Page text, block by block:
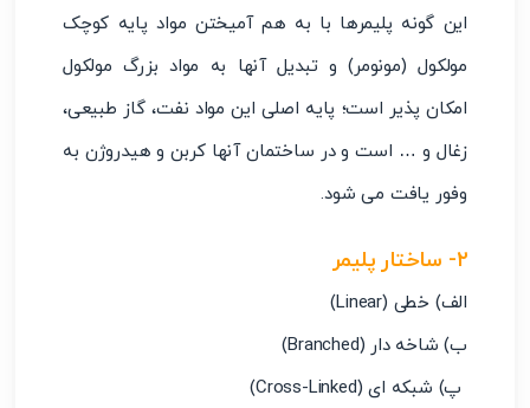
این گونه پلیمرها با به هم آمیختن مواد پایه کوچک
مولکول (مونومر) و تبدیل آنها به مواد بزرگ مولکول
امکان پذیر است؛ پایه اصلی این مواد نفت، گاز طبیعی،
زغال و … است و در ساختمان آنها کربن و هیدروژن به
وفور یافت می شود.
۲- ساختار پلیمر
الف) خطی (Linear)
ب) شاخه دار (Branched)
پ) شبکه ای (Cross-Linked)